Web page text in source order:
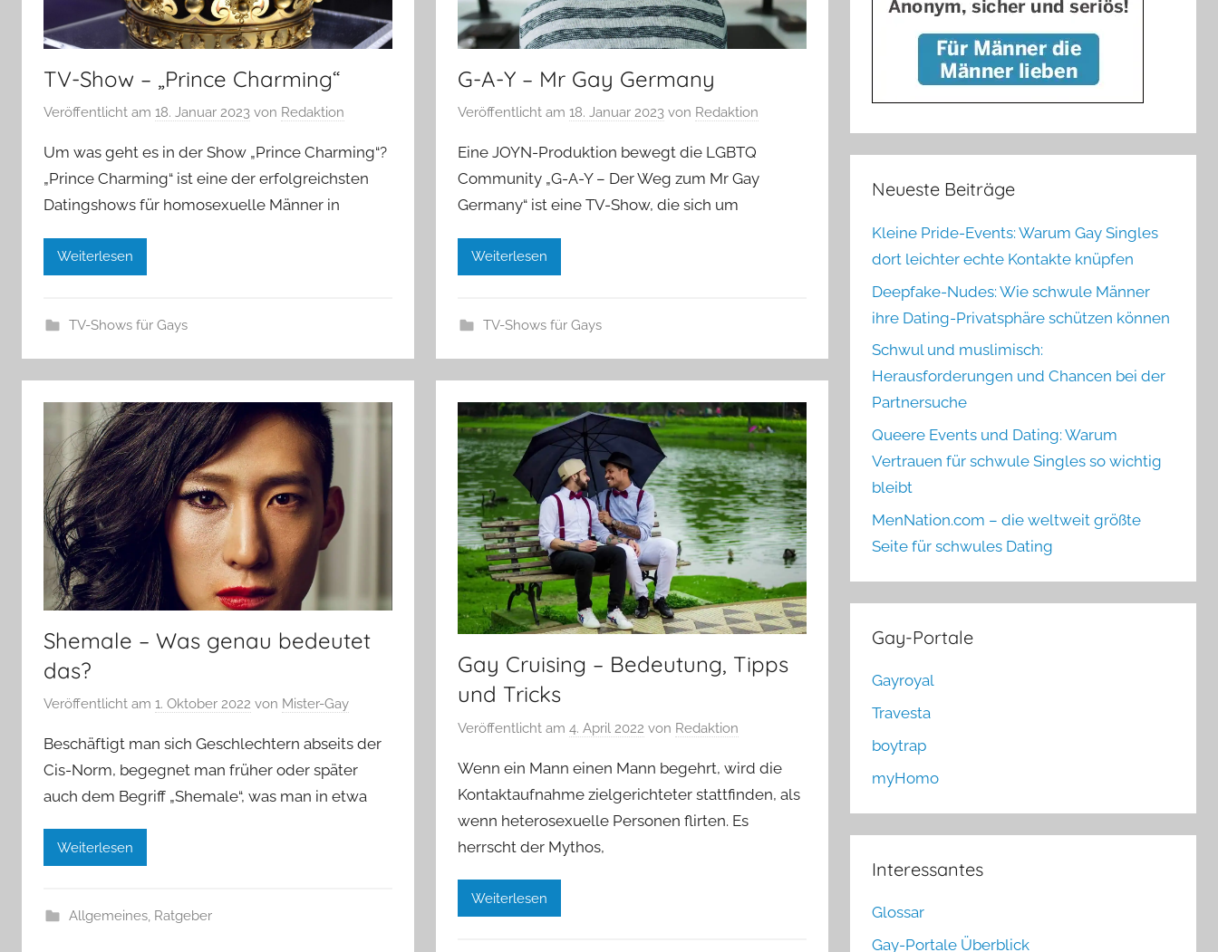
TV-Show – „Prince Charming“
Veröffentlicht am 18. Januar 2023 von Redaktion
Um was geht es in der Show „Prince Charming“?
„Prince Charming“ ist eine der erfolgreichsten
Datingshows für homosexuelle Männer in
Weiterlesen
TV-Shows für Gays
G-A-Y – Mr Gay Germany
Veröffentlicht am18. Januar 2023 von Redaktion
Eine JOYN-Produktion bewegt die LGBTQ
Community „G-A-Y – Der Weg zum Mr Gay
Germany“ ist eine TV-Show, die sich um
Weiterlesen
TV-Shows für Gays
Shemale – Was genau bedeutet
das?
Veröffentlicht am 1. Oktober 2022 von Mister-Gay
Beschäftigt man sich Geschlechtern abseits der
Cis-Norm, begegnet man früher oder später
auch dem Begriff „Shemale“, was man in etwa
Weiterlesen
Allgemeines, Ratgeber
Gay Cruising – Bedeutung, Tipps
und Tricks
Veröffentlicht am4. April 2022 von Redaktion
Wenn ein Mann einen Mann begehrt, wird die
Kontaktaufnahme zielgerichteter stattfinden, als
wenn heterosexuelle Personen flirten. Es
herrscht der Mythos,
Weiterlesen
Neueste Beiträge
Kleine Pride-Events: Warum Gay Singles
dort leichter echte Kontakte knüpfen
Deepfake-Nudes: Wie schwule Männer
ihre Dating-Privatsphäre schützen können
Schwul und muslimisch:
Herausforderungen und Chancen bei der
Partnersuche
Queere Events und Dating: Warum
Vertrauen für schwule Singles so wichtig
bleibt
MenNation.com – die weltweit größte
Seite für schwules Dating
Gay-Portale
Gayroyal
Travesta
boytrap
myHomo
Interessantes
Glossar
Gay-Portale Überblick